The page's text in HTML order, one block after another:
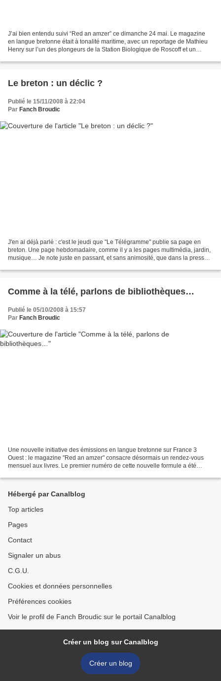
J’ai bien entendu suivi “Red an amzer” ce dimanche 24 mai. Le magazine
en langue bretonne était à tonalité maritime, avec un reportage de Mathieu
Henry sur l’un des plongeurs de la Station Biologique de Roscoff et un
Le breton : un déclic ?
Publié le 15/11/2008 à 22:04
Par Fanch Broudic
J'en ai déjà parlé : c'est le jeudi que "Le Télégramme" publie sa page en
breton. Une page hebdomadaire, comme il y a les pages multimédia, jardin,
musique… Je note juste en passant, et sans animosité, que dans la presse
Comme à la télé, parlons de bibliothèques…
Publié le 05/10/2008 à 15:57
Par Fanch Broudic
Une nouvelle initiative des émissions en langue bretonne sur France 3
Ouest : le magazine "Red an amzer" consacre désormais un rendez-vous
mensuel aux livres. Le premier numéro de cette nouvelle formule a été
Hébergé par Canalblog
Top articles
Pages
Contact
Signaler un abus
C.G.U.
Cookies et données personnelles
Préférences cookies
Voir le profil de Fanch Broudic sur le portail Canalblog
Créer un blog sur Canalblog
Créer un blog